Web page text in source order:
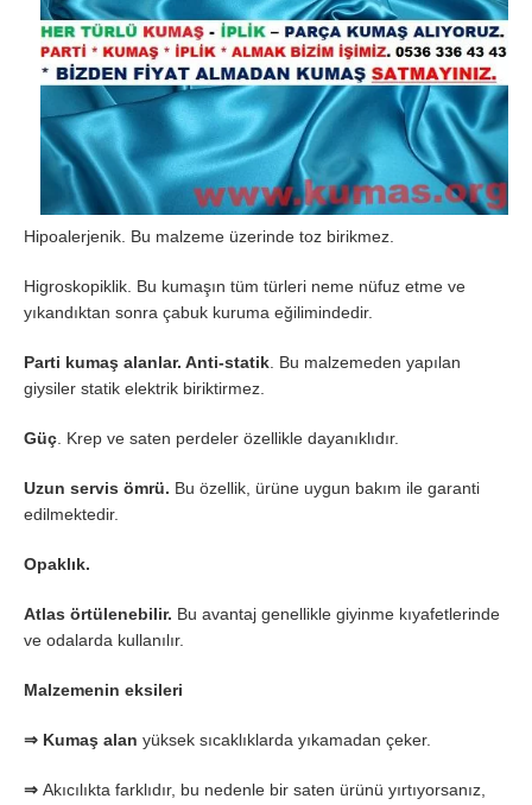
Hipoalerjenik. Bu malzeme üzerinde toz birikmez.
Higroskopiklik. Bu kumaşın tüm türleri neme nüfuz etme ve
yıkandıktan sonra çabuk kuruma eğilimindedir.
Parti kumaş alanlar. Anti-statik . Bu malzemeden yapılan
giysiler statik elektrik biriktirmez.
Güç . Krep ve saten perdeler özellikle dayanıklıdır.
Uzun servis ömrü. Bu özellik, ürüne uygun bakım ile garanti
edilmektedir.
Opaklık.
Atlas örtülenebilir. Bu avantaj genellikle giyinme kıyafetlerinde
ve odalarda kullanılır.
Malzemenin eksileri
⇒ Kumaş alan yüksek sıcaklıklarda yıkamadan çeker.
⇒ Akıcılıkta farklıdır, bu nedenle bir saten ürünü yırtıyorsanız,